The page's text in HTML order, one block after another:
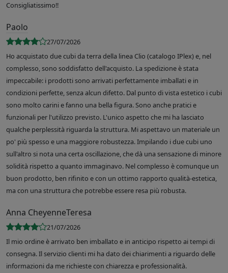
Consigliatissimo!!
Paolo
27/07/2026
Ho acquistato due cubi da terra della linea Clio (catalogo IPlex) e, nel
complesso, sono soddisfatto dell'acquisto. La spedizione è stata
impeccabile: i prodotti sono arrivati perfettamente imballati e in
condizioni perfette, senza alcun difetto. Dal punto di vista estetico i cubi
sono molto carini e fanno una bella figura. Sono anche pratici e
funzionali per l'utilizzo previsto. L'unico aspetto che mi ha lasciato
qualche perplessità riguarda la struttura. Mi aspettavo un materiale un
po' più spesso e una maggiore robustezza. Impilando i due cubi uno
sull'altro si nota una certa oscillazione, che dà una sensazione di minore
solidità rispetto a quanto immaginavo. Nel complesso è comunque un
buon prodotto, ben rifinito e con un ottimo rapporto qualità-estetica,
ma con una struttura che potrebbe essere resa più robusta.
Anna CheyenneTeresa
21/07/2026
Il mio ordine è arrivato ben imballato e in anticipo rispetto ai tempi di
consegna. Il servizio clienti mi ha dato dei chiarimenti a riguardo delle
informazioni da me richieste con chiarezza e professionalità.